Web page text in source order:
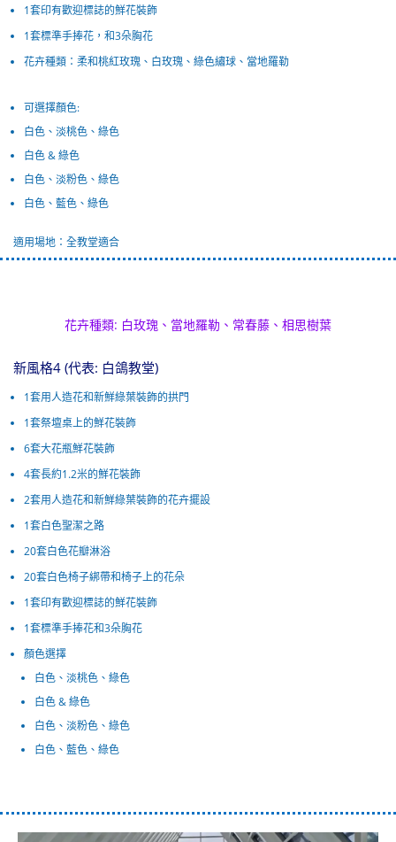
1套印有歡迎標誌的鮮花裝飾
1套標準手捧花，和3朵胸花
花卉種類：柔和桃紅玫瑰、白玫瑰、綠色繡球、當地羅勒
可選擇顏色:
白色、淡桃色、綠色
白色 & 綠色
白色、淡粉色、綠色
白色、藍色、綠色
適用場地：全教堂適合
花卉種類: 白玫瑰、當地羅勒、常春藤、相思樹葉
新風格4 (代表: 白鴿教堂)
1套用人造花和新鮮綠葉裝飾的拱門
1套祭壇桌上的鮮花裝飾
6套大花瓶鮮花裝飾
4套長約1.2米的鮮花裝飾
2套用人造花和新鮮綠葉裝飾的花卉擺設
1套白色聖潔之路
20套白色花瓣淋浴
20套白色椅子綁帶和椅子上的花朵
1套印有歡迎標誌的鮮花裝飾
1套標準手捧花和3朵胸花
顏色選擇
白色、淡桃色、綠色
白色 & 綠色
白色、淡粉色、綠色
白色、藍色、綠色